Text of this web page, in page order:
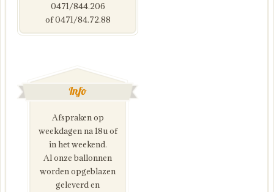
0471/844.206
of 0471/84.72.88
Info
Afspraken op
weekdagen na 18u of
in het weekend.
Al onze ballonnen
worden opgeblazen
geleverd en